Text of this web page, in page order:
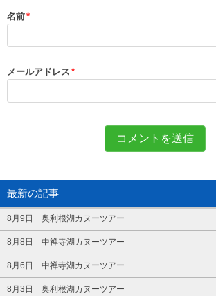
名前*
メールアドレス *
最新の記事
8月9日 奥利根湖カヌーツアー
8月8日 中禅寺湖カヌーツアー
8月6日 中禅寺湖カヌーツアー
8月3日 奥利根湖カヌーツアー